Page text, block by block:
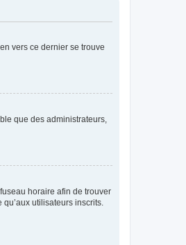
vers ce dernier se trouve
que des administrateurs,
horaire afin de trouver
utilisateurs inscrits.